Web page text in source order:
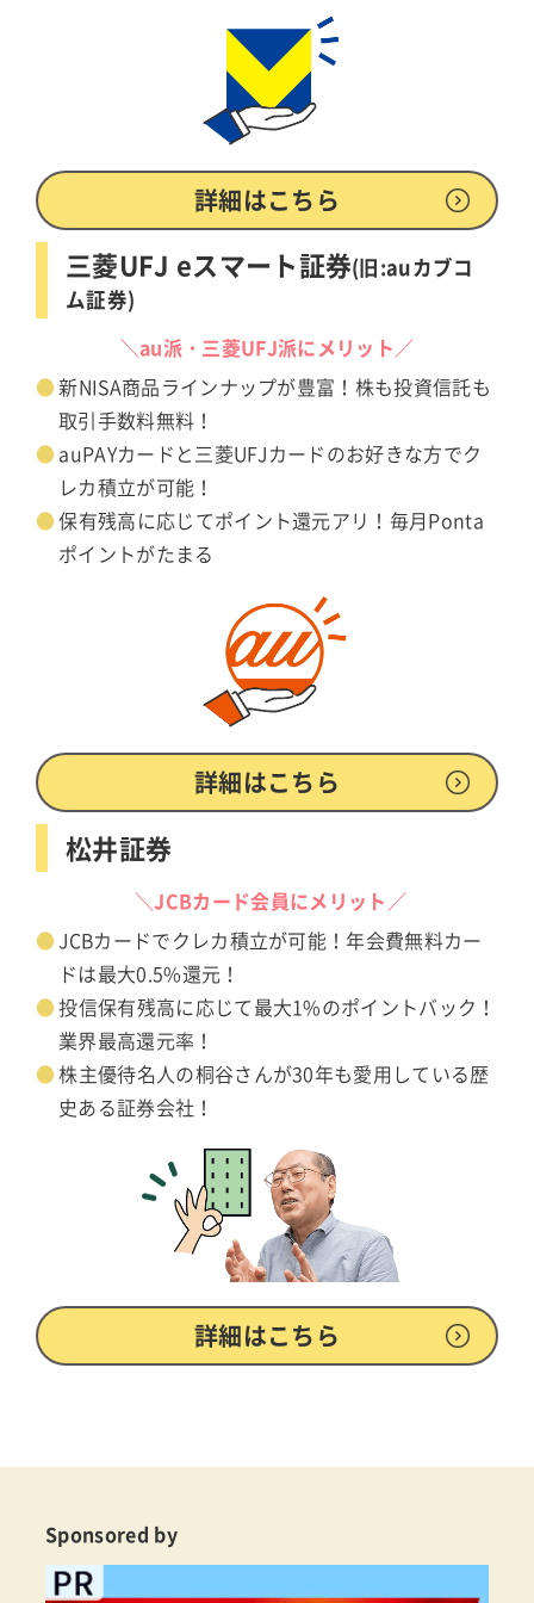
詳細はこちら
三菱UFJ eスマート証券(旧:auカブコ
ム証券)
＼au派・三菱UFJ派にメリット／
新NISA商品ラインナップが豊富！株も投資信託も
取引手数料無料！
auPAYカードと三菱UFJカードのお好きな方でク
レカ積立が可能！
保有残高に応じてポイント還元アリ！毎月Ponta
ポイントがたまる
詳細はこちら
松井証券
＼JCBカード会員にメリット／
JCBカードでクレカ積立が可能！年会費無料カー
ドは最大0.5%還元！
投信保有残高に応じて最大1%のポイントバック！
業界最高還元率！
株主優待名人の桐谷さんが30年も愛用している歴
史ある証券会社！
詳細はこちら
Sponsored by